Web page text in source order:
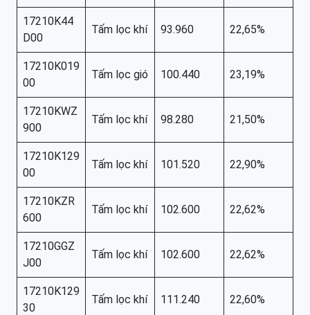
17210K44
D00
Tấm lọc khí 93.960 22,65%
17210K019
00
Tấm lọc gió 100.440 23,19%
17210KWZ
900
Tấm lọc khí 98.280 21,50%
17210K129
00
Tấm lọc khí 101.520 22,90%
17210KZR
600
Tấm lọc khí 102.600 22,62%
17210GGZ
J00
Tấm lọc khí 102.600 22,62%
17210K129
30
Tấm lọc khí 111.240 22,60%